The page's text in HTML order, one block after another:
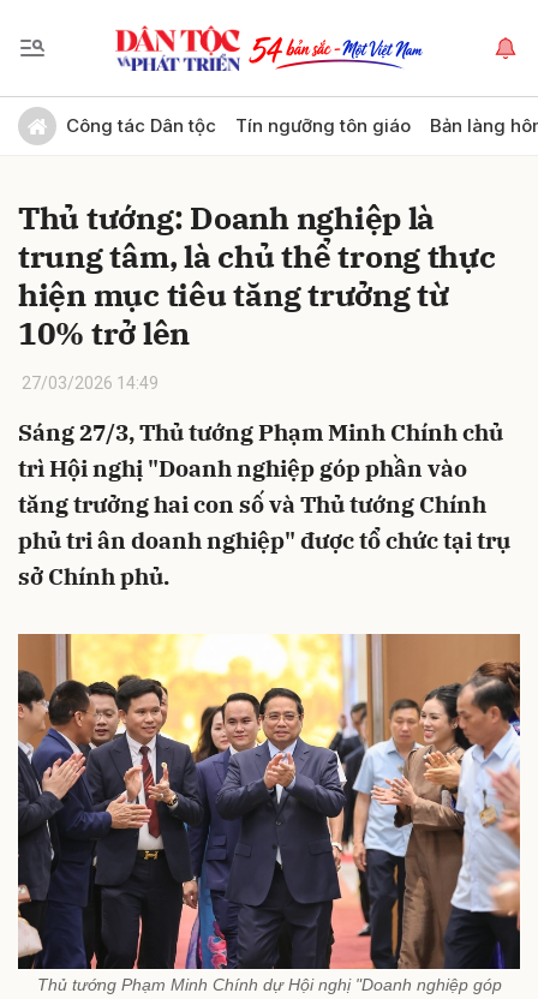
Công tác Dân tộc Tín ngưỡng tôn giáo Bản làng
Thủ tướng: Doanh nghiệp là
trung tâm, là chủ thể trong thực
hiện mục tiêu tăng trưởng từ
10% trở lên
27/03/2026 14:49
Sáng 27/3, Thủ tướng Phạm Minh Chính chủ
trì Hội nghị "Doanh nghiệp góp phần vào
tăng trưởng hai con số và Thủ tướng Chính
phủ tri ân doanh nghiệp" được tổ chức tại trụ
sở Chính phủ.
Thủ tướng Phạm Minh Chính dự Hội nghị "Doanh nghiệp góp
Gửi bình luận